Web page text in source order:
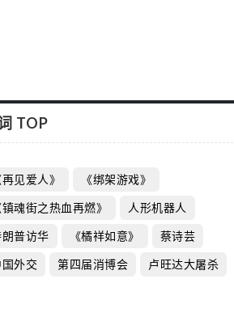
TOP
见爱人》 《绑架游戏》
魂街之热血再燃》 人形机器人
普访华 《橘祥如意》 蔡诗芸
外交 第四届消博会 卢旺达大屠杀